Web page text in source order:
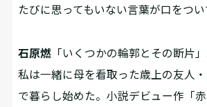
たびに思ってもいない言葉が口をつい
石原燃 「いくつかの輪郭とその断片
私は一緒に母を看取った歳上の友人
で暮らし始めた。小説デビュー作「